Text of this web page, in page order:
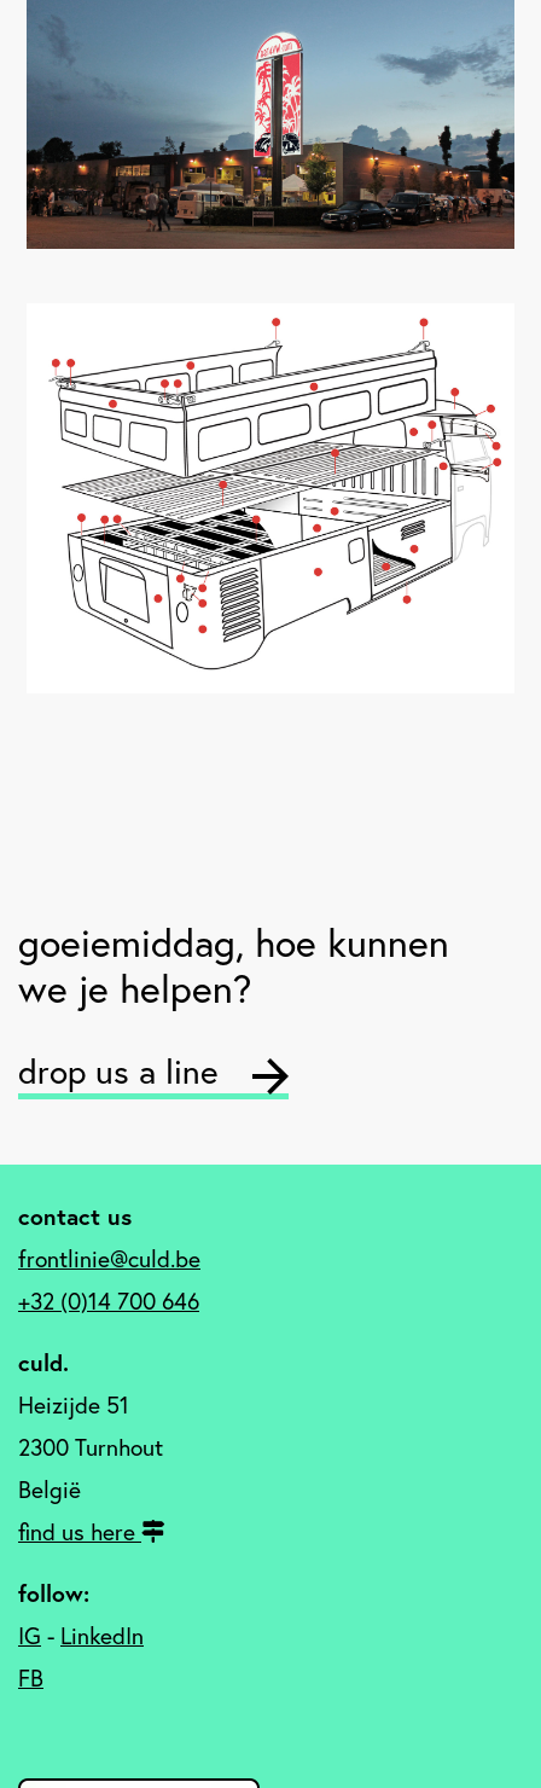
goeiemiddag, hoe kunnen
we je helpen?
drop us a line
contact us
frontlinie@culd.be
+32 (0)14 700 646
culd.
Heizijde 51
2300 Turnhout
België
find us here
follow:
IG - LinkedIn
FB